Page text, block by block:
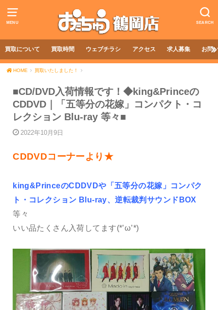
MENU SEARCH
買取について 買取時間 ウェブチラシ アクセス 求人募集 お問
HOME 買取いたしました！
■CD/DVD入荷情報です！◆king&Princeの
CDDVD｜「五等分の花嫁」コンパクト・コ
レクション Blu-ray 等々■
2022年10月9日
CDDVDコーナーより★
king&PrinceのCDDVDや「五等分の花嫁」コンパク
ト・コレクション Blu-ray、逆転裁判サウンドBOX
等々
いい品たくさん入荷してます(*’ω’*)